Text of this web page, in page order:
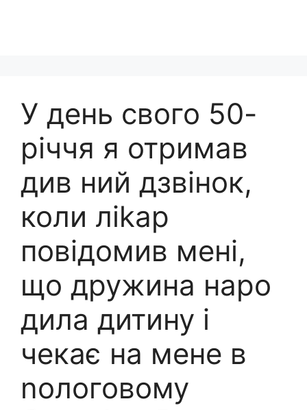
У день свого 50-
річчя я отримав
див ний дзвінок,
коли ліkар
повідомив мені,
що дружина наро
дила дитину і
чекає на мене в
nологовому